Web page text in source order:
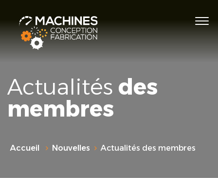
Actualités des
membres
Accueil Nouvelles Actualités des membres